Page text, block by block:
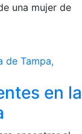
una mujer de
en la